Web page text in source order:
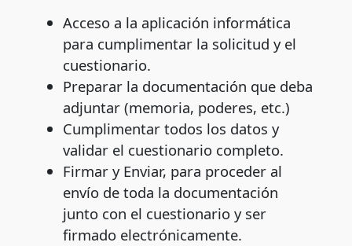
Acceso a la aplicación informática
para cumplimentar la solicitud y el
cuestionario.
Preparar la documentación que deba
adjuntar (memoria, poderes, etc.)
Cumplimentar todos los datos y
validar el cuestionario completo.
Firmar y Enviar, para proceder al
envío de toda la documentación
junto con el cuestionario y ser
firmado electrónicamente.